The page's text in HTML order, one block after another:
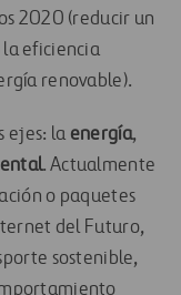
2020 (reducir un
eficiencia
renovable).
ejes: la energía,
. Actualmente
o paquetes
del Futuro,
sostenible,